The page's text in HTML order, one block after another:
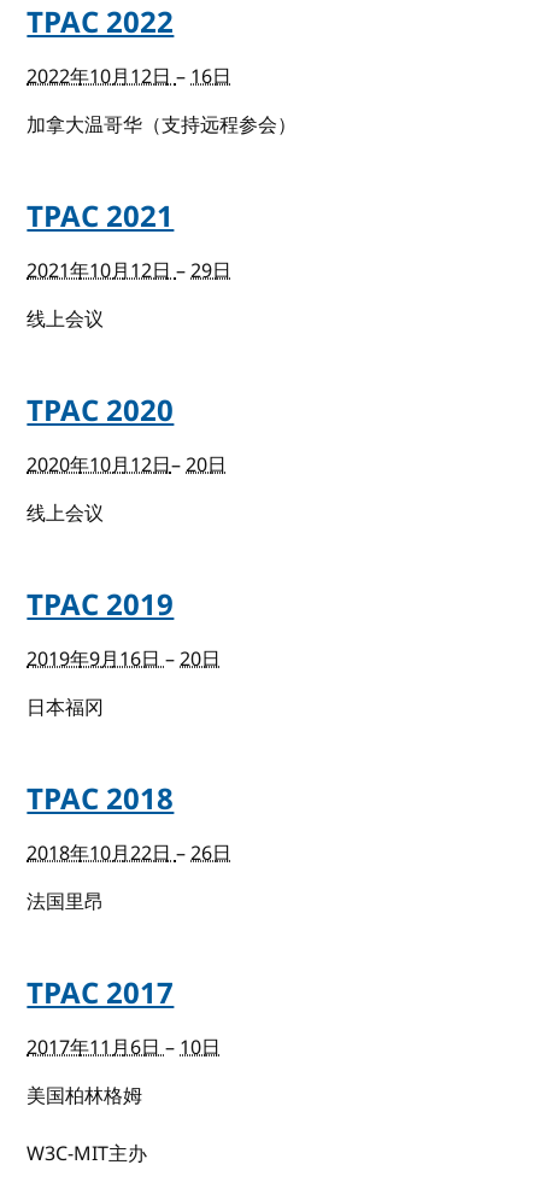
TPAC 2022
2022年10月12日–16日
加拿大温哥华（支持远程参会）
TPAC 2021
2021年10月12日–29日
线上会议
TPAC 2020
2020年10月12日–20日
线上会议
TPAC 2019
2019年9月16日–20日
日本福冈
TPAC 2018
2018年10月22日–26日
法国里昂
TPAC 2017
2017年11月6日–10日
美国柏林格姆
W3C-MIT主办